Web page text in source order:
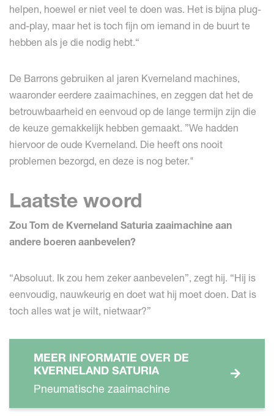
helpen, hoewel er niet veel te doen was. Het is bijna plug-
and-play, maar het is toch fijn om iemand in de buurt te
hebben als je die nodig hebt.“
De Barrons gebruiken al jaren Kverneland machines,
waaronder eerdere zaaimachines, en zeggen dat het de
betrouwbaarheid en eenvoud op de lange termijn zijn die
de keuze gemakkelijk hebben gemaakt. ”We hadden
hiervoor de oude Kverneland. Die heeft ons nooit
problemen bezorgd, en deze is nog beter."
Laatste woord
Zou Tom de Kverneland Saturia zaaimachine aan
andere boeren aanbevelen?
“Absoluut. Ik zou hem zeker aanbevelen”, zegt hij. “Hij is
eenvoudig, nauwkeurig en doet wat hij moet doen. Dat is
toch alles wat je wilt, nietwaar?”
MEER INFORMATIE OVER DE
KVERNELAND SATURIA
Pneumatische zaaimachine